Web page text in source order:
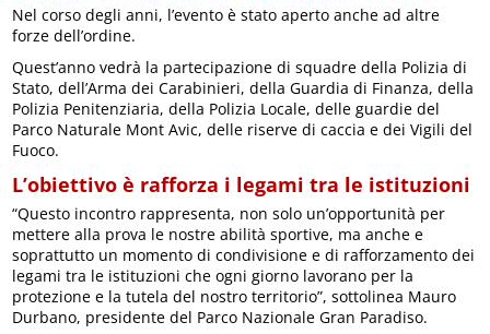
Nel corso degli anni, l’evento è stato aperto anche ad altre
forze dell’ordine.
Quest’anno vedrà la partecipazione di squadre della Polizia di
Stato, dell’Arma dei Carabinieri, della Guardia di Finanza, della
Polizia Penitenziaria, della Polizia Locale, delle guardie del
Parco Naturale Mont Avic, delle riserve di caccia e dei Vigili del
Fuoco.
L’obiettivo è rafforza i legami tra le istituzioni
“Questo incontro rappresenta, non solo un’opportunità per
mettere alla prova le nostre abilità sportive, ma anche e
soprattutto un momento di condivisione e di rafforzamento dei
legami tra le istituzioni che ogni giorno lavorano per la
protezione e la tutela del nostro territorio”, sottolinea Mauro
Durbano, presidente del Parco Nazionale Gran Paradiso.